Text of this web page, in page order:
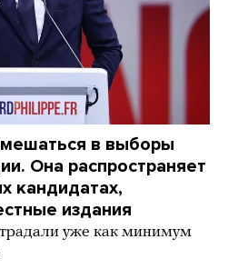
в выборы
Она распространяет
кандидатах,
издания
уже как минимум